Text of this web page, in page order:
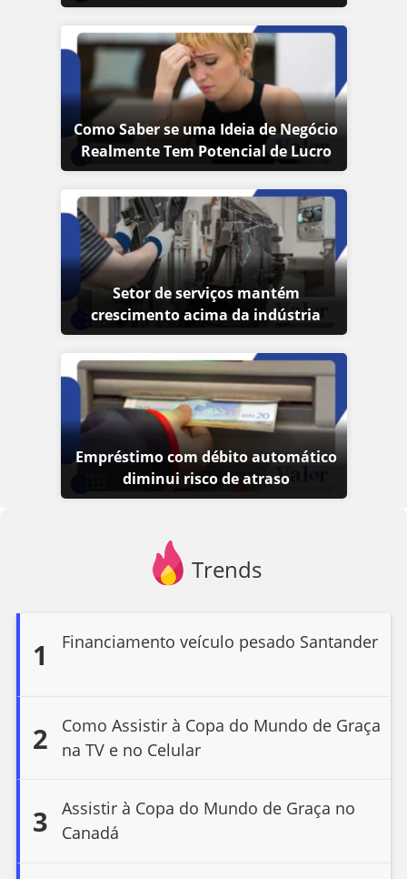
Como Saber se uma Ideia de Negócio
Realmente Tem Potencial de Lucro
Setor de serviços mantém
crescimento acima da indústria
Empréstimo com débito automático
diminui risco de atraso
Trends
1 Financiamento veículo pesado Santander
2
Como Assistir à Copa do Mundo de Graça
na TV e no Celular
3
Assistir à Copa do Mundo de Graça no
Canadá